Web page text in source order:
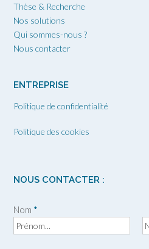
Thèse & Recherche
Nos solutions
Qui sommes-nous ?
Nous contacter
ENTREPRISE
Politique de confidentialité
Politique des cookies
NOUS CONTACTER :
Nom *